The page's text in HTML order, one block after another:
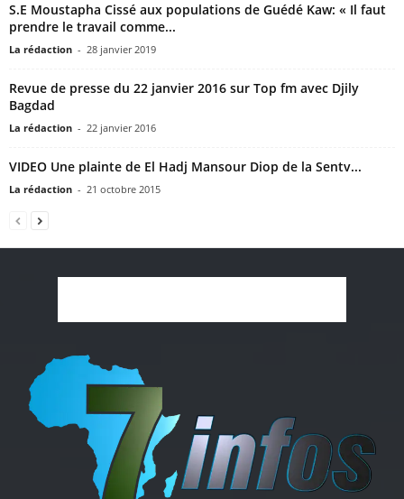
S.E Moustapha Cissé aux populations de Guédé Kaw: « Il faut
prendre le travail comme...
La rédaction - 28 janvier 2019
Revue de presse du 22 janvier 2016 sur Top fm avec Djily
Bagdad
La rédaction - 22 janvier 2016
VIDEO Une plainte de El Hadj Mansour Diop de la Sentv...
La rédaction - 21 octobre 2015